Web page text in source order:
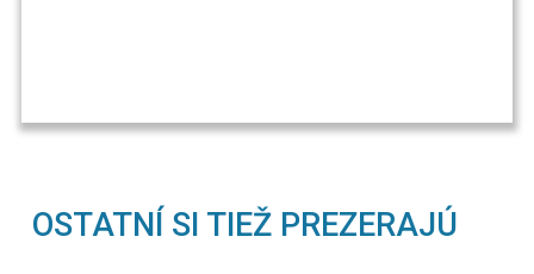
OSTATNÍ SI TIEŽ PREZERAJÚ